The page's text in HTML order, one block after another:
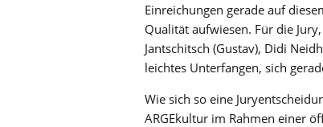
Einreichungen gerade auf
Qualität aufwiesen. Für die
Jantschitsch (Gustav), Didi
leichtes Unterfangen, sich
Wie sich so eine
ARGEkultur im Rahmen einer